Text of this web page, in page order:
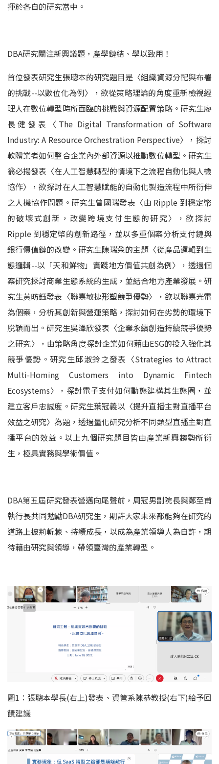
揮於各自的研究當中。
DBA研究關注新興議題，產學鏈結、學以致用！
首位發表研究生張聰本的研究題目是〈組織資源分配與布署
的挑戰--以數位化為例〉，欲從策略理論的角度重新檢視經
理人在數位轉型時所面臨的挑戰與資源配置策略。研究生廖
長健發表〈The Digital Transformation of Software
Industry: A Resource Orchestration Perspective〉，探討
軟體業者如何整合企業內外部資源以推動數位轉型。研究生
翁必揚發表〈在人工智慧轉型的情境下之流程自動化與人機
協作〉，欲探討在人工智慧賦能的自動化製造流程中所衍伸
之人機協作問題。研究生曾國瑞發表〈由 Ripple 到穩定幣
的破壞式創新，改變跨境支付生態的研究〉，欲探討
Ripple 到穩定幣的創新路徑，並以多重個案分析支付鏈與
銀行價值鏈的改變。研究生陳瑞榮的主題〈從產品邏輯到生
態邏輯--以「天和鮮物」實踐地方價值共創為例〉，透過個
案研究探討商業生態系統的生成，並結合地方產業發展。研
究生黃昉鈺發表〈聯嘉敏捷形塑競爭優勢〉，欲以聯嘉光電
為個案，分析其創新與營運策略，探討如何在劣勢的環境下
脫穎而出。研究生吳澤欣發表〈企業永續創造持續競爭優勢
之研究〉，由策略角度探討企業如何藉由ESG的投入強化其
競爭優勢。研究生邱淑鈴之發表〈Strategies to Attract
Multi-Homing Customers into Dynamic Fintech
Ecosystems〉，探討電子支付如何動態建構其生態圈，並
建立客戶忠誠度。研究生葉冠義以〈提升直播主對直播平台
效益之研究〉為題，透過量化研究分析不同類型直播主對直
播平台的效益。以上九個研究題目皆由產業新興趨勢所衍
生，極具實務與學術價值。
DBA第五屆研究發表營邁向尾聲前，周冠男副院長與鄭至甫
執行長共同勉勵DBA研究生，期許大家未來都能夠在研究的
道路上披荊斬棘、持續成長，以成為產業領導人為自許，期
待藉由研究與領導，帶領臺灣的產業轉型。
圖1：張聰本學長(右上)發表、資管系陳恭教授(右下)給予回
饋建議